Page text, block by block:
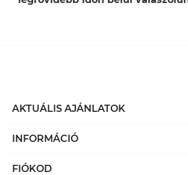
AKTUÁLIS AJÁNLATOK
INFORMÁCIÓ
FIÓKOD